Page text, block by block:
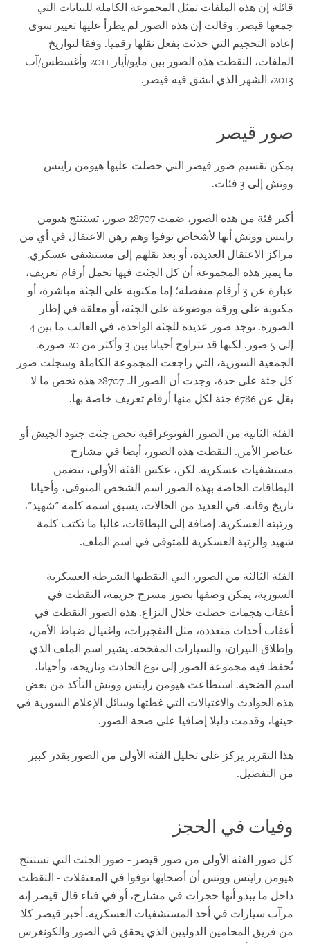
قائلة إن هذه الملفات تمثل المجموعة الكاملة للبيانات التي
جمعها قيصر. وقالت إن هذه الصور لم يطرأ عليها تغيير سوى
إعادة التحجيم التي حدثت بفعل نقلها رقميا. وفقا لتواريخ
الملفات، التقطت هذه الصور بين مايو/أيار 2011 وأغسطس/آب
2013، الشهر الذي انشق فيه قيصر.
صور قيصر
يمكن تقسيم صور قيصر التي حصلت عليها هيومن رايتس
ووتش إلى 3 فئات.
أكبر فئة من هذه الصور، ضمت 28707 صور، تستنتج هيومن
رايتس ووتش أنها لأشخاص توفوا وهم رهن الاعتقال في أي من
مراكز الاعتقال العديدة، أو بعد نقلهم إلى مستشفى عسكري.
ما يميز هذه المجموعة أن كل الجثث فيها تحمل أرقام تعريف،
عبارة عن 3 أرقام منفصلة؛ إما مكتوبة على الجثة مباشرة، أو
مكتوبة على ورقة موضوعة على الجثة، أو معلقة في إطار
الصورة. توجد صور عديدة للجثة الواحدة، في الغالب ما بين 4
إلى 5 صور. لكنها قد تتراوح أحيانا بين 3 وأكثر من 20 صورة.
الجمعية السورية، التي راجعت المجموعة الكاملة وسجلت صور
كل جثة على حدة، وجدت أن الصور الـ 28707 هذه تخص ما لا
يقل عن 6786 جثة لكل منها أرقام تعريف خاصة بها.
الفئة الثانية من الصور الفوتوغرافية تخص جثث جنود الجيش أو
عناصر الأمن. التقطت هذه الصور، أيضا في مشارح
مستشفيات عسكرية. لكن، عكس الفئة الأولى، تتضمن
البطاقات الخاصة بهذه الصور اسم الشخص المتوفى، وأحيانا
تاريخ وفاته. في العديد من الحالات، يسبق اسمه كلمة "شهيد"،
ورتبته العسكرية. إضافة إلى البطاقات، غالبا ما تكتب كلمة
شهيد والرتبة العسكرية للمتوفى في اسم الملف.
الفئة الثالثة من الصور، التي التقطتها الشرطة العسكرية
السورية، يمكن وصفها بصور مسرح جريمة، التقطت في
أعقاب هجمات حصلت خلال النزاع. هذه الصور التقطت في
أعقاب أحداث متعددة، مثل التفجيرات، واغتيال ضباط الأمن،
وإطلاق النيران، والسيارات المفخخة. يشير اسم الملف الذي
تُحفظ فيه مجموعة الصور إلى نوع الحادث وتاريخه، وأحيانا،
اسم الضحية. استطاعت هيومن رايتس ووتش التأكد من بعض
هذه الحوادث والاغتيالات التي غطتها وسائل الإعلام السورية في
حينها، وقدمت دليلا إضافيا على صحة الصور.
هذا التقرير يركز على تحليل الفئة الأولى من الصور بقدر كبير
من التفصيل.
وفيات في الحجز
كل صور الفئة الأولى من صور قيصر - صور الجثث التي تستنتج
هيومن رايتس ووتس أن أصحابها توفوا في المعتقلات - التقطت
داخل ما يبدو أنها حجرات في مشارح، أو في فناء قال قيصر إنه
مرآب سيارات في أحد المستشفيات العسكرية. أخبر قيصر كلا
من فريق المحامين الدوليين الذي يحقق في الصور والكونغرس